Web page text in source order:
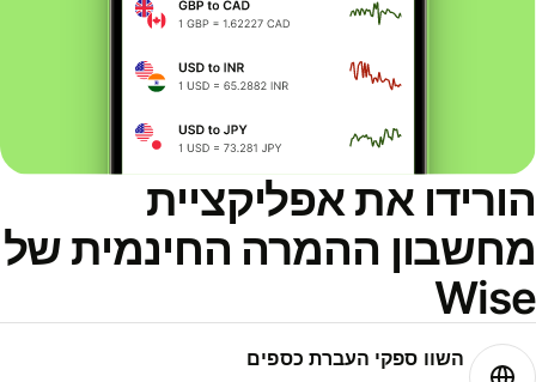
את אפליקציית
ההמרה החינמית של
השוו ספקי העברת כספים